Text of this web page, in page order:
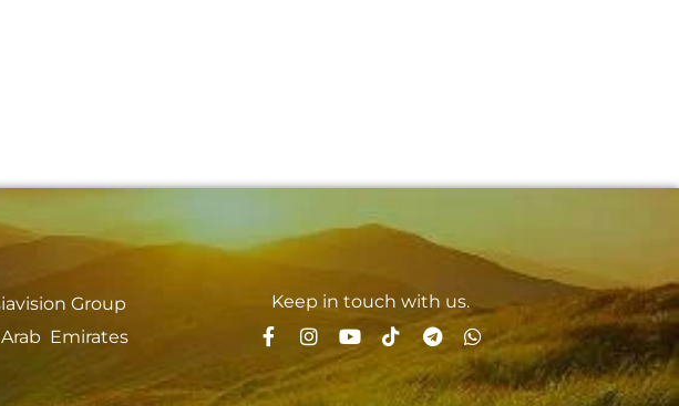
Group
Emirates
Keep in touch with us.